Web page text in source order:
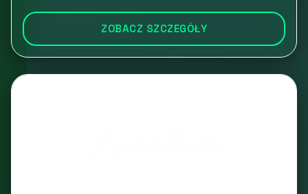
ZOBACZ SZCZEGÓŁY